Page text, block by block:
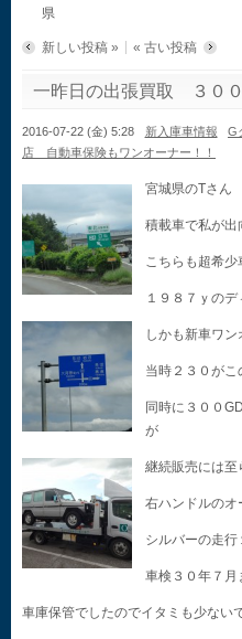
県
新しい投稿 » « 古い投稿
一昨日の出張買取 ３０
2016-07-22 (金) 5:28 新入庫車情報
G
店 自動車保険もワンオーナー！！
宮城県のTさん
積載車で私が出
こちらも超希少
１９８７ｙの
しかも新車ワン
当時２３０が
同時に３００
が
継続販売には至
右ハンドルのオ
シルバーの走行
車検３０年７月
車庫保管でしたのでイタミも少ない